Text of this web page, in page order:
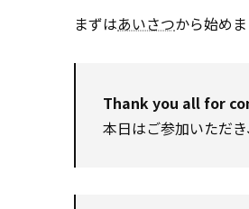
まずはあいさつから始めま
Thank you all for
本日はご参加いただき